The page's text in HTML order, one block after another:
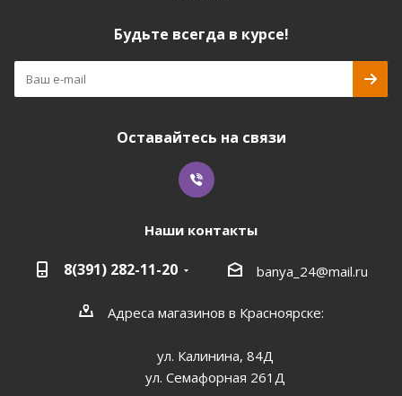
Будьте всегда в курсе!
Оставайтесь на связи
Наши контакты
8(391) 282-11-20 banya_24@mail.ru
Адреса магазинов в Красноярске:
ул. Калинина, 84Д
ул. Семафорная 261Д